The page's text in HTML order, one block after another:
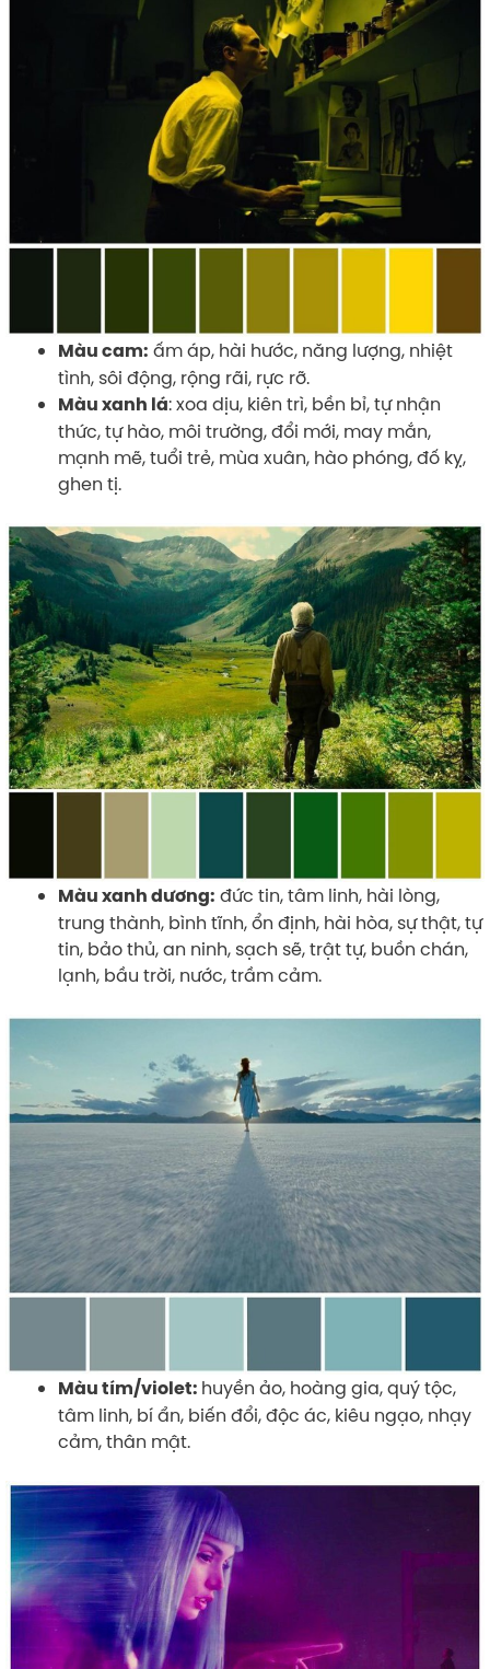
Màu cam: ấm áp, hài hước, năng lượng, nhiệt
tình, sôi động, rộng rãi, rực rỡ.
Màu xanh lá: xoa dịu, kiên trì, bền bỉ, tự nhận
thức, tự hào, môi trường, đổi mới, may mắn,
mạnh mẽ, tuổi trẻ, mùa xuân, hào phóng, đố kỵ,
ghen tị.
Màu xanh dương: đức tin, tâm linh, hài lòng,
trung thành, bình tĩnh, ổn định, hài hòa, sự thật, tự
tin, bảo thủ, an ninh, sạch sẽ, trật tự, buồn chán,
lạnh, bầu trời, nước, trầm cảm.
Màu tím/violet: huyền ảo, hoàng gia, quý tộc,
tâm linh, bí ẩn, biến đổi, độc ác, kiêu ngạo, nhạy
cảm, thân mật.